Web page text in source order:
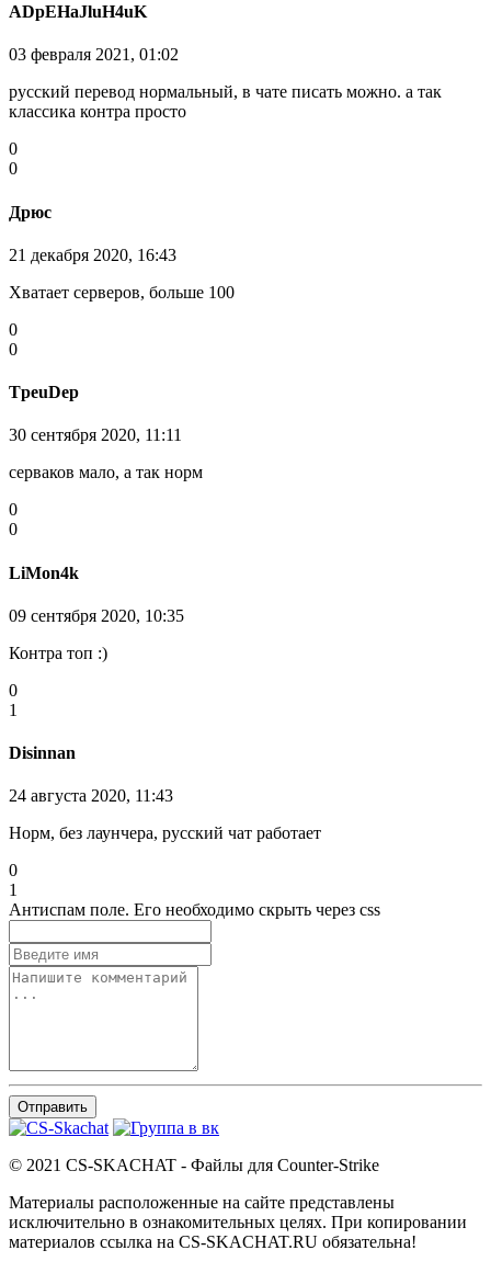
ADpEHaJluH4uK
03 февраля 2021, 01:02
русский перевод нормальный, в чате писать можно. а так
классика контра просто
0
0
Дрюс
21 декабря 2020, 16:43
Хватает серверов, больше 100
0
0
TpeuDep
30 сентября 2020, 11:11
серваков мало, а так норм
0
0
LiMon4k
09 сентября 2020, 10:35
Контра топ :)
0
1
Disinnan
24 августа 2020, 11:43
Норм, без лаунчера, русский чат работает
0
1
Антиспам поле. Его необходимо скрыть через css
Отправить
© 2021 CS-SKACHAT - Файлы для Counter-Strike
Материалы расположенные на сайте представлены
исключительно в ознакомительных целях. При копировании
материалов ссылка на CS-SKACHAT.RU обязательна!